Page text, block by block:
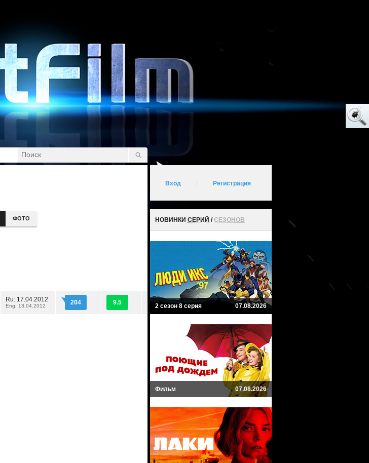
ФОТО
Ru: 17.04.2012
Eng: 13.04.2012 204 9.5
Вход Регистрация
НОВИНКИ СЕРИЙ /СЕЗОНОВ
2 сезон 8 серия 07.08.2026
Фильм 07.08.2026